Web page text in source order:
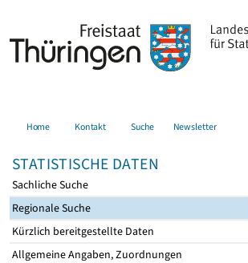
Home Kontakt Suche Newsletter
STATISTISCHE DATEN
Sachliche Suche
Regionale Suche
Kürzlich bereitgestellte Daten
Allgemeine Angaben, Zuordnungen